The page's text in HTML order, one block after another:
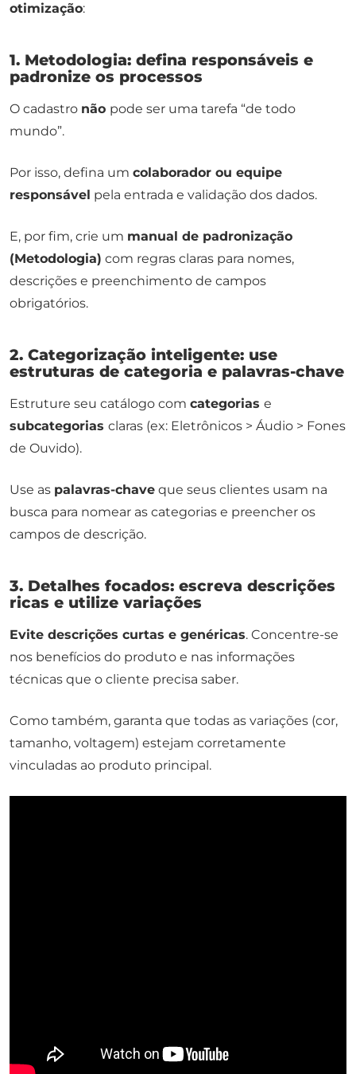
otimização:
1. Metodologia: defina responsáveis e
padronize os processos
O cadastro não pode ser uma tarefa “de todo
mundo”.
Por isso, defina um colaborador ou equipe
responsável pela entrada e validação dos dados.
E, por fim, crie um manual de padronização
(Metodologia) com regras claras para nomes,
descrições e preenchimento de campos
obrigatórios.
2. Categorização inteligente: use
estruturas de categoria e palavras-chave
Estruture seu catálogo com categorias e
subcategorias claras (ex: Eletrônicos > Áudio > Fones
de Ouvido).
Use as palavras-chave que seus clientes usam na
busca para nomear as categorias e preencher os
campos de descrição.
3. Detalhes focados: escreva descrições
ricas e utilize variações
Evite descrições curtas e genéricas. Concentre-se
nos benefícios do produto e nas informações
técnicas que o cliente precisa saber.
Como também, garanta que todas as variações (cor,
tamanho, voltagem) estejam corretamente
vinculadas ao produto principal.